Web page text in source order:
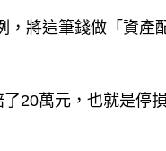
將這筆錢做「資產
20萬元，也就是停